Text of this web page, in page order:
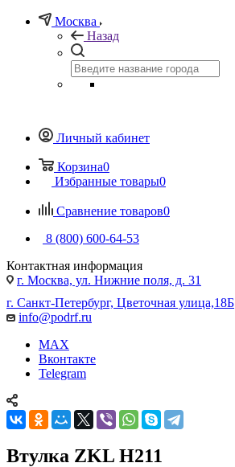
Москва
Назад
Личный кабинет
Корзина0
Избранные товары0
Сравнение товаров0
8 (800) 600-64-53
Контактная информация
г. Москва, ул. Нижние поля, д. 31
г. Санкт-Петербург, Цветочная улица,18Б
info@podrf.ru
MAX
Вконтакте
Telegram
Втулка ZKL H211